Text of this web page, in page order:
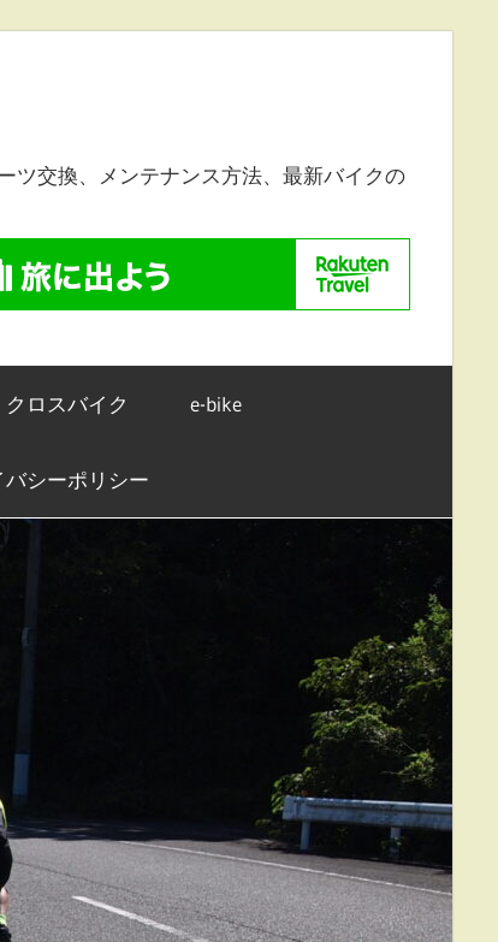
ツ交換、メンテナンス方法、最新バイクの
クロスバイク e-bike
バシーポリシー